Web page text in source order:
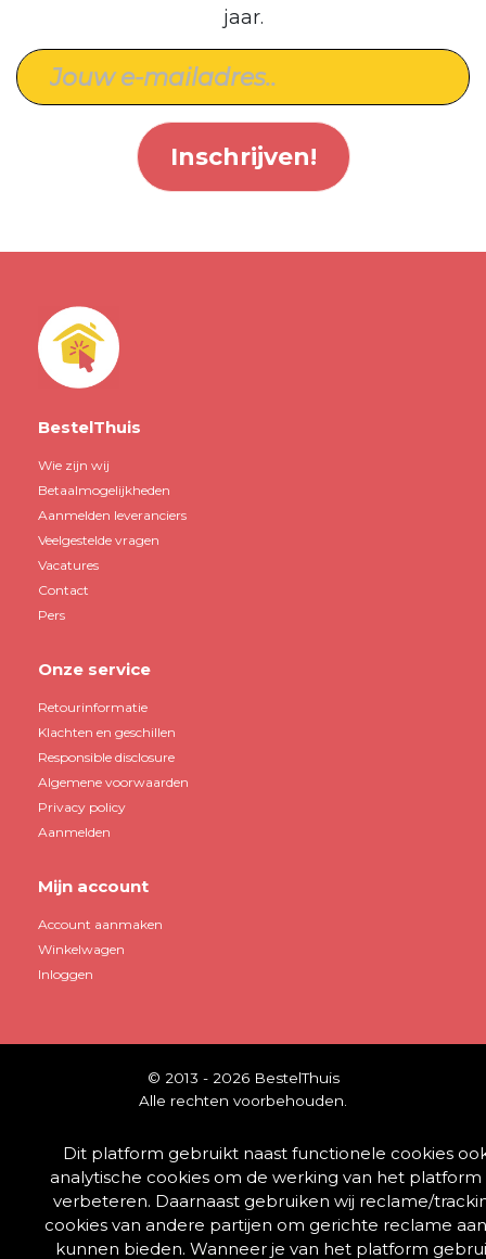
jaar.
Inschrijven!
BestelThuis
Wie zijn wij
Betaalmogelijkheden
Aanmelden leveranciers
Veelgestelde vragen
Vacatures
Contact
Pers
Onze service
Retourinformatie
Klachten en geschillen
Responsible disclosure
Algemene voorwaarden
Privacy policy
Aanmelden
Mijn account
Account aanmaken
Winkelwagen
Inloggen
© 2013 - 2026 BestelThuis
Alle rechten voorbehouden.
Dit platform gebruikt naast functionele cookies
analytische cookies om de werking van het platform
verbeteren. Daarnaast gebruiken wij reclame/
cookies van andere partijen om gerichte reclame
kunnen bieden. Wanneer je van het platform